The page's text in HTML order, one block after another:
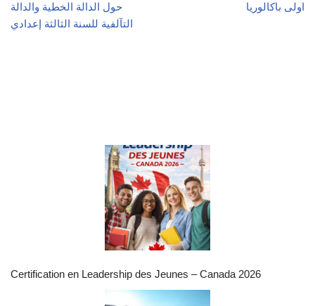
حول الدالة الخطية والدالة
التآلفية للسنة الثالثة إعدادي
اولى باكالوريا
Certification en Leadership des Jeunes – Canada 2026